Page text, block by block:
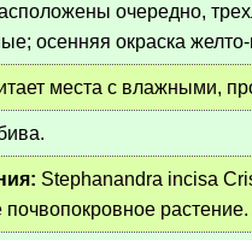
очередно,
осенняя окраска
места с влажными,
Stephanandra incisa
растение.